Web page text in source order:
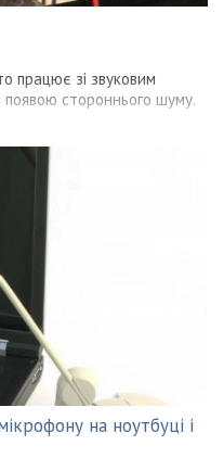
працює зі звуковим
появою стороннього шуму.
на ноутбуці і